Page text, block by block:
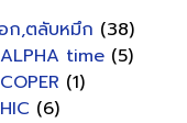
ก,ตลับหมึก (38)
time (5)
(1)
(6)